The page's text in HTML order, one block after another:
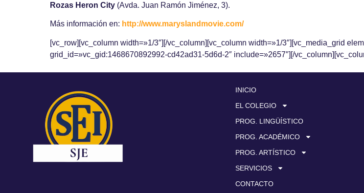
Rozas Heron City (Avda. Juan Ramón Jiménez, 3).
Más información en: http://www.maryslandmovie.com/
[vc_row][vc_column width=»1/3″][/vc_column][vc_column width=»1/3″][vc_media_grid
grid_id=»vc_gid:1468670892992-cd42ad31-5d6d-2″ include=»2657″][/
INICIO
EL COLEGIO
PROG. LINGÜÍSTICO
PROG. ACADÉMICO
PROG. ARTÍSTICO
SERVICIOS
CONTACTO